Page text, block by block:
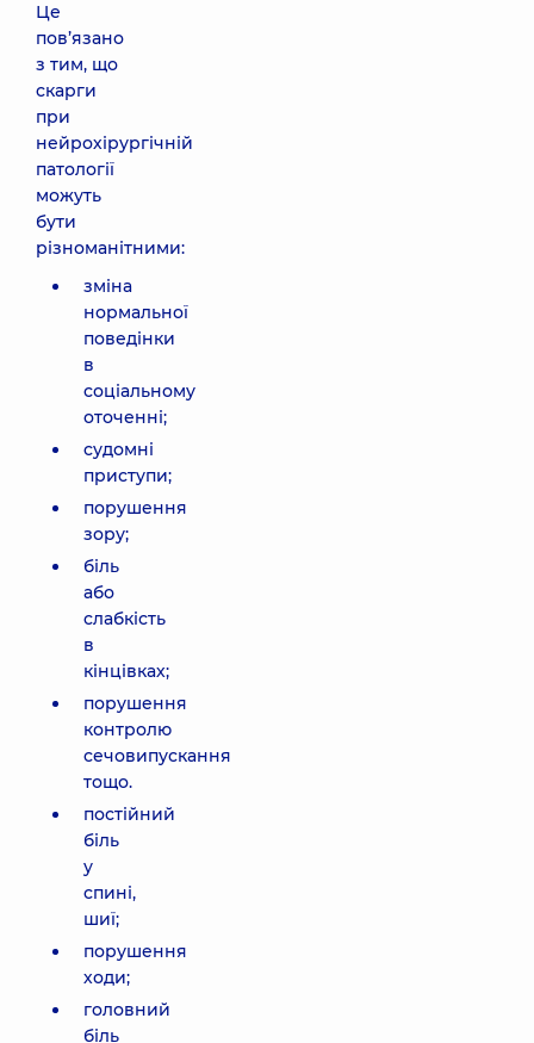
Це
пов’язано
з тим, що
скарги
при
нейрохірургічній
патології
можуть
бути
різноманітними:
зміна
нормальної
поведінки
в
соціальному
оточенні;
судомні
приступи;
порушення
зору;
біль
або
слабкість
в
кінцівках;
порушення
контролю
сечовипускання
тощо.
постійний
біль
у
спині,
шиї;
порушення
ходи;
головний
біль